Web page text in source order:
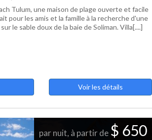
Tulum, une maison de plage ouverte et facile
pour les amis et la famille à la recherche d'une
le sable doux de la baie de Soliman. Villa[....]
Voir les détails
par nuit, à partir de $ 650